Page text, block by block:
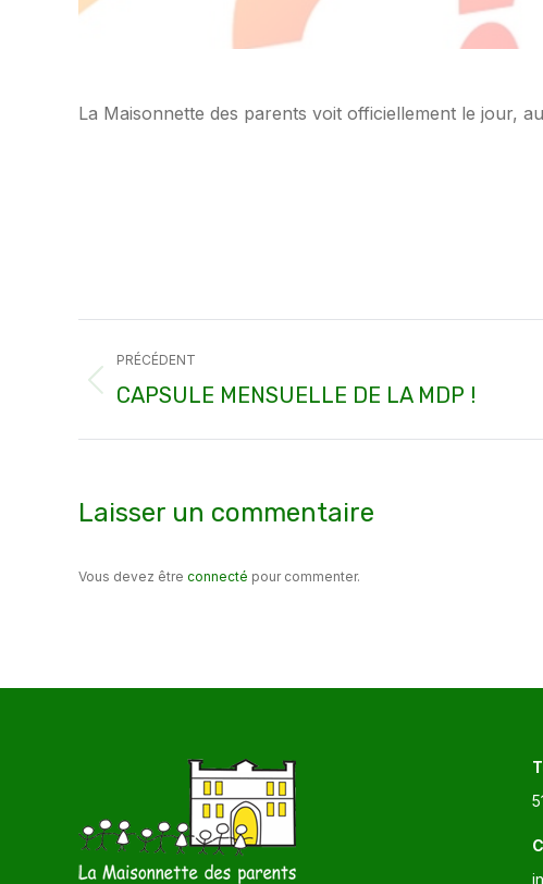
La Maisonnette des parents voit officiellement le jour,
Navigation
article
PRÉCÉDENT
Article
CAPSULE MENSUELLE DE LA MDP !
Laisser un commentaire
Vous devez être connecté pour commenter.